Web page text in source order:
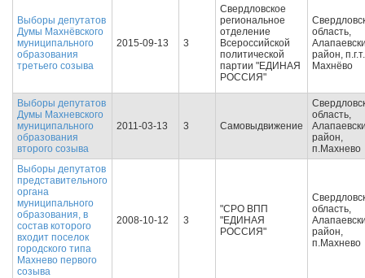
Выборы депутатов
Думы Махнёвского
муниципального
образования
третьего созыва
2015-09-13 3
Свердловское
региональное
отделение
Всероссийской
политической
партии "ЕДИНАЯ
РОССИЯ"
область,
район, п.г.т.
Махнёво
Выборы депутатов
Думы Махневского
муниципального
образования
второго созыва
2011-03-13 3 Самовыдвижение
область,
район,
п.Махнево
Выборы депутатов
представительного
органа
муниципального
образования, в
состав которого
входит поселок
городского типа
Махнево первого
созыва
2008-10-12 3
"СРО ВПП
"ЕДИНАЯ
РОССИЯ"
область,
район,
п.Махнево